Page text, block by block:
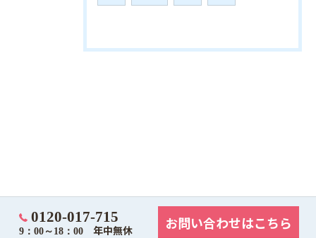
0120-017-715
9：00～18：00 年中無休 お問い合わせはこちら